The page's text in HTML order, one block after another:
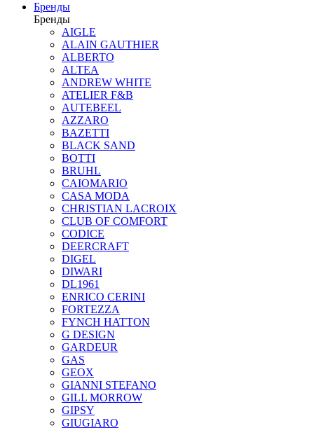
Бренды
Бренды
AIGLE
ALAIN GAUTHIER
ALBERTO
ALTEA
ANDREW WHITE
ATELIER F&B
AUTEBEEL
AZZARO
BAZETTI
BLACK SAND
BOTTI
BRUHL
CAIOMARIO
CASA MODA
CHRISTIAN LACROIX
CLUB OF COMFORT
CODICE
DEERCRAFT
DIGEL
DIWARI
DL1961
ENRICO CERINI
FORTEZZA
FYNCH HATTON
G DESIGN
GARDEUR
GAS
GEOX
GIANNI STEFANO
GILL MORROW
GIPSY
GIUGIARO